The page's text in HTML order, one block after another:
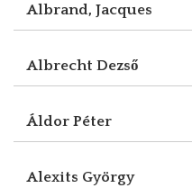
Albrand, Jacques
Albrecht Dezső
Áldor Péter
Alexits György